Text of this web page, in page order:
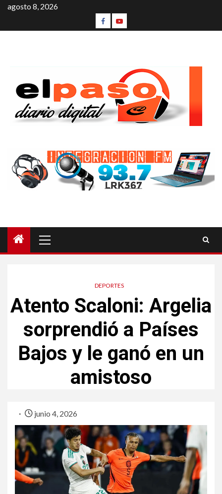
agosto 8, 2026
DEPORTES
Atento Scaloni: Argelia
sorprendió a Países
Bajos y le ganó en un
amistoso
junio 4, 2026